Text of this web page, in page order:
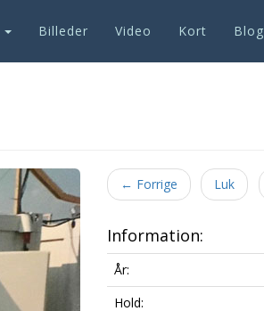
Billeder Video Kort Blog
Next ← Forrige Luk
Information:
År:
Hold: